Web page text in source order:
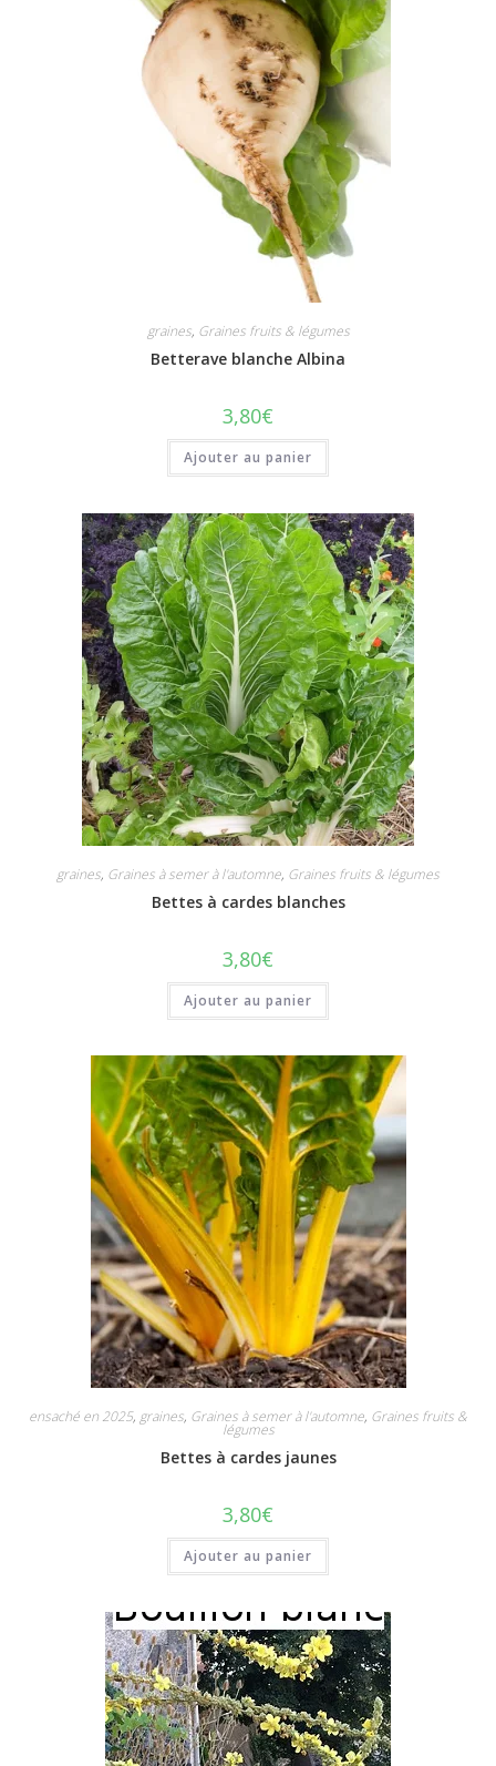
graines, Graines fruits & légumes
Betterave blanche Albina
3,80€
Ajouter au panier
graines, Graines à semer à l'automne, Graines fruits & légumes
Bettes à cardes blanches
3,80€
Ajouter au panier
ensaché en 2025, graines, Graines à semer à l'automne, Graines fruits &
légumes
Bettes à cardes jaunes
3,80€
Ajouter au panier